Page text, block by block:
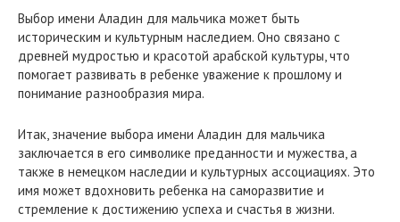
Выбор имени Аладин для мальчика может быть
историческим и культурным наследием. Оно связано с
древней мудростью и красотой арабской культуры, что
помогает развивать в ребенке уважение к прошлому и
понимание разнообразия мира.
Итак, значение выбора имени Аладин для мальчика
заключается в его символике преданности и мужества, а
также в немецком наследии и культурных ассоциациях. Это
имя может вдохновить ребенка на саморазвитие и
стремление к достижению успеха и счастья в жизни.